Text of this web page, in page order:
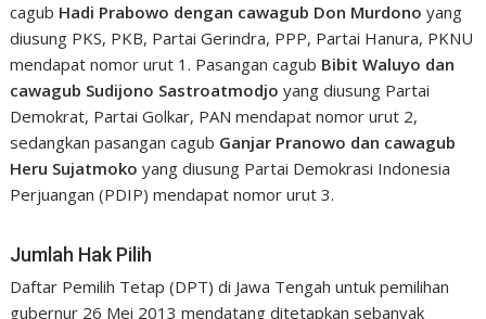
cagub Hadi Prabowo dengan cawagub Don Murdono yang
diusung PKS, PKB, Partai Gerindra, PPP, Partai Hanura, PKNU
mendapat nomor urut 1. Pasangan cagub Bibit Waluyo dan
cawagub Sudijono Sastroatmodjo yang diusung Partai
Demokrat, Partai Golkar, PAN mendapat nomor urut 2,
sedangkan pasangan cagub Ganjar Pranowo dan cawagub
Heru Sujatmoko yang diusung Partai Demokrasi Indonesia
Perjuangan (PDIP) mendapat nomor urut 3.
Jumlah Hak Pilih
Daftar Pemilih Tetap (DPT) di Jawa Tengah untuk pemilihan
gubernur 26 Mei 2013 mendatang ditetapkan sebanyak